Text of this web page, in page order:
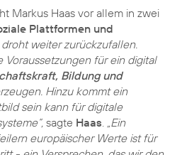
Markus Haas vor allem in zwei
Plattformen und
droht weiter zurückzufallen.
Voraussetzungen für ein digital
Bildung und
Hinzu kommt ein
sein kann für digitale
sagte Haas. „Ein
europäischer Werte ist für